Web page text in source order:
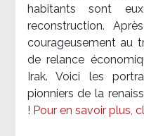
habitants sont
reconstruction.
courageusement au
de relance
Irak. Voici les
pionniers de la
! Pour en savoir plus,